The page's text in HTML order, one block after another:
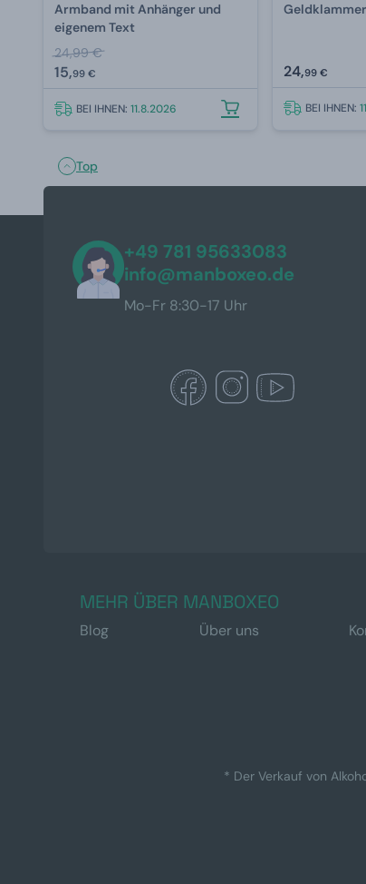
Armband mit Anhänger und
eigenem Text
24,99 €
15,99 €
BEI IHNEN: 11.8.2026
24,99 €
BEI IHNEN:
Top
+49 781 95633083
info@manboxeo.de
Mo-Fr 8:30-17 Uhr
MEHR ÜBER MANBOXEO
Blog Über uns
* Der Verkauf von